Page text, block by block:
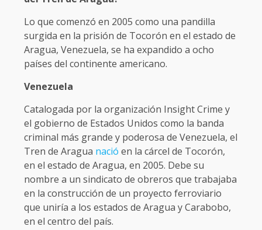
Lo que comenzó en 2005 como una pandilla
surgida en la prisión de Tocorón en el estado de
Aragua, Venezuela, se ha expandido a ocho
países del continente americano.
Venezuela
Catalogada por la organización Insight Crime y
el gobierno de Estados Unidos como la banda
criminal más grande y poderosa de Venezuela, el
Tren de Aragua nació en la cárcel de Tocorón,
en el estado de Aragua, en 2005. Debe su
nombre a un sindicato de obreros que trabajaba
en la construcción de un proyecto ferroviario
que uniría a los estados de Aragua y Carabobo,
en el centro del país.